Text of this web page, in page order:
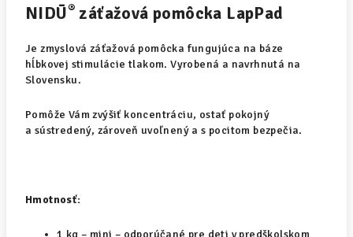
NIDŪ® záťažová pomôcka LapPad
Je zmyslová záťažová pomôcka fungujúca na báze
hĺbkovej stimulácie tlakom. Vyrobená a navrhnutá na
Slovensku.
Pomôže Vám zvýšiť koncentráciu, ostať pokojný
a sústredený, zároveň uvoľnený a s pocitom bezpečia.
Hmotnosť:
1 kg – mini – odporúčané pre deti v predškolskom